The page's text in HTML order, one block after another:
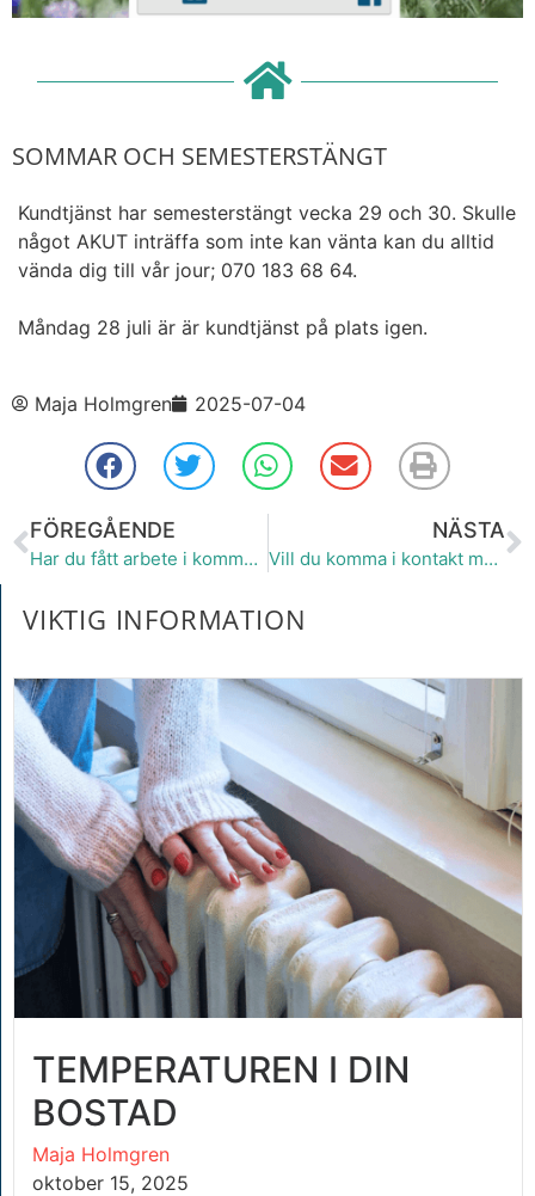
SOMMAR OCH SEMESTERSTÄNGT
Kundtjänst har semesterstängt vecka 29 och 30. Skulle
något AKUT inträffa som inte kan vänta kan du alltid
vända dig till vår jour; 070 183 68 64.
Måndag 28 juli är är kundtjänst på plats igen.
Maja Holmgren 2025-07-04
FÖREGÅENDE
Har du fått arbete i kommunen?
NÄSTA
Vill du komma i kontakt med oss?
VIKTIG INFORMATION
TEMPERATUREN I DIN
BOSTAD
Maja Holmgren
oktober 15, 2025